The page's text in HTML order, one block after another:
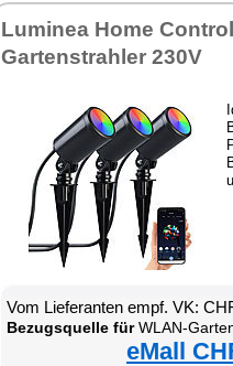
Luminea Home
Gartenstrahler 230V
Vom Lieferanten empf. VK:
Bezugsquelle fürWLAN-Gartenstrahler mit RGB-
eMall